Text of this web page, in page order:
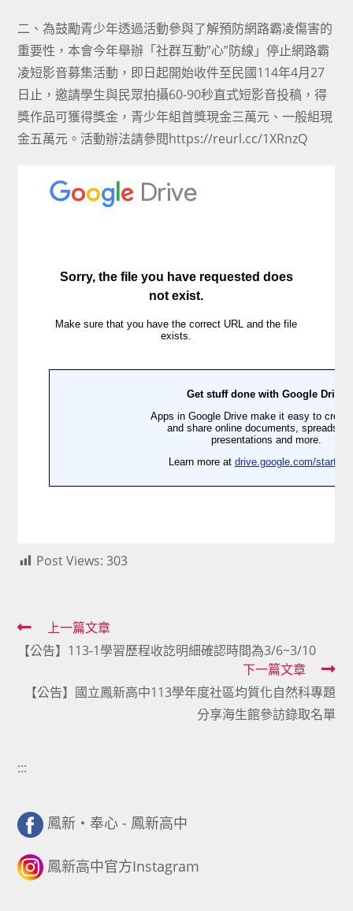
二、為鼓勵青少年透過活動參與了解預防網路霸凌傷害的
重要性，本會今年舉辦「社群互動”心”防線」停止網路霸
凌短影音募集活動，即日起開始收件至民國114年4月27
日止，邀請學生與民眾拍攝60-90秒直式短影音投稿，得
獎作品可獲得獎金，青少年組首獎現金三萬元、一般組現
金五萬元。活動辦法請參閱https://reurl.cc/1XRnzQ
Post Views: 303
Read
more
articles
上一篇文章
【公告】113-1學習歷程收訖明細確認時間為3/6~3/10
下一篇文章
【公告】國立鳳新高中113學年度社區均質化自然科專題
分享海生館參訪錄取名單
:::
鳳新・奉心 - 鳳新高中
鳳新高中官方Instagram